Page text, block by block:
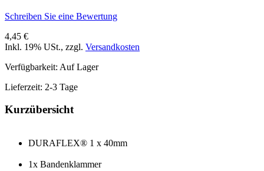
Schreiben Sie eine Bewertung
4,45 €
Inkl. 19% USt., zzgl. Versandkosten
Verfügbarkeit: Auf Lager
Lieferzeit: 2-3 Tage
Kurzübersicht
DURAFLEX® 1 x 40mm
1x Bandenklammer